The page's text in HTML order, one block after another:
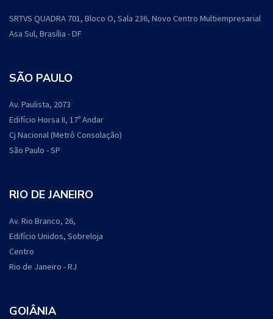
SRTVS QUADRA 701, Bloco O, Sala 236, Novo Centro Multiempresarial
Asa Sul, Brasília - DF
SÃO PAULO
Av. Paulista, 2073
Edifício Horsa II, 17º Andar
Cj Nacional (Metrô Consolação)
São Paulo - SP
RIO DE JANEIRO
Av. Rio Branco, 26,
Edifício Unidos, Sobreloja
Centro
Rio de Janeiro - RJ
GOIÂNIA